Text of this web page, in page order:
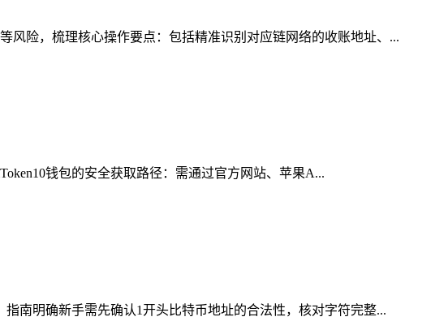
风险，梳理核心操作要点：包括精准识别对应链网络的收账地址、...
钱包的安全获取路径：需通过官方网站、苹果A...
南明确新手需先确认1开头比特币地址的合法性，核对字符完整...